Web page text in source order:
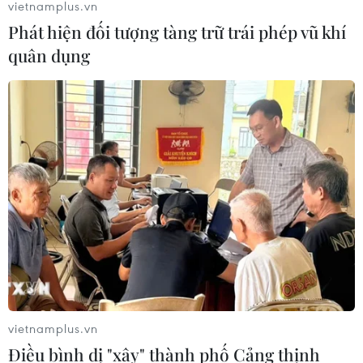
Thị trường chứng khoán khai Xuân trong
sắc xanh phủ kín
07/02/2022 04:35
Nhóm cổ phiếu ngành vận tải-kho bãi dẫn đầu thị
trường với mức vốn hóa tăng tới 5,19%. Các nhóm
ngành khai khoáng, dịch vụ lưu trú-ăn uống-giải trí, bán
buôn, tiện ích... tăng trưởng trên 4%.
vietnamplus.vn
Phát hiện đối tượng tàng trữ trái phép vũ khí
quân dụng
vietnamplus.vn
Điều bình dị "xây" thành phố Cảng thịnh